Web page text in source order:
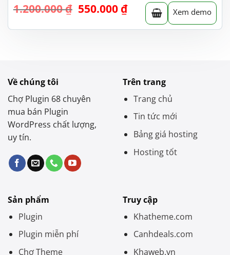
1.200.000₫ Giá
là:
550.000 ₫Giá
hiện
tại
Xem demo
Về chúng tôi
Chợ Plugin 68 chuyên
mua bán Plugin
WordPress chất lượng,
uy tín.
Trên trang
Trang chủ
Tin tức mới
Bảng giá hosting
Hosting tốt
Sản phẩm
Plugin
Plugin miễn phí
Chợ Theme
Truy cập
Khatheme.com
Canhdeals.com
Khaweb.vn